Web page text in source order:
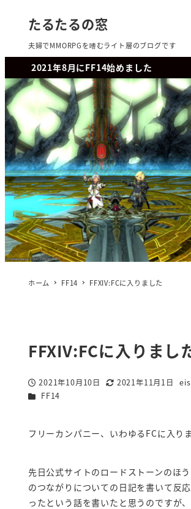
たるたるの窓
夫婦でMMORPGを嗜むライト層のブログです
2021年8月にFF14始めました
ホーム FF14 FFXIV:FCに入りました
FFXIV:FCに入りまし
投稿日
2021年10月10日
更新日
2021年11月1日
著
カテゴリー
FF14
フリーカンパニー、いわゆるFCに入り
先日公式サイトのロードストーンのほ
のつながりについての日記を書いて反
ったという話を書いたと思うのですが